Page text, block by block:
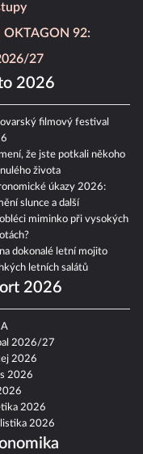
OKTAGON 92:
27
2026
filmový festival
že jste potkali někoho
života
úkazy 2026:
slunce a další
miminko při vysokých
dokonalé letní mojito
letních salátů
2026
2026/27
2026
2026
2026
2026